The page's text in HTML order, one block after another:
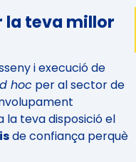
la teva millor
i execució de
hoc per al sector de
la teva disposició el
de confiança perquè